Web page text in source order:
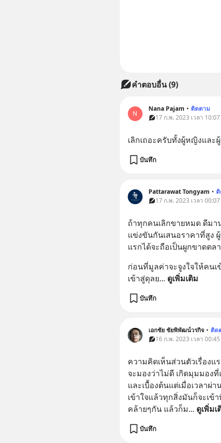
คำตอบอื่น(9)
N
Nana​ Pajam • ติดตาม
17 ก.พ. 2023 เวลา
เลิกเถอะครับทั้งผู้หญิงและ
บันทึก
Pattarawat Tongyam •
17 ก.พ. 2023 เวลา
ถ้าทุกคนเลิกขายหมด ดีมา
แข่งขันกันเสนอราคาที่สูง
แรกได้จะถือเป็นผูกขาดตล
ก่อนที่มูลค่าจะจูงใจให้คน
เข้าสู่ดุลย... ดูเพิ่มเติม
บันทึก
เอกชัย ชัยพิพัฒน์วรกิจ • ติด
16 ก.พ. 2023 เวลา
ความคิดเห็นส่วนตัวเรื่อง
จะมองว่าไม่ดี เกิดมุมมอง
และเบื้องต้นแต่เมื่อเวลาผ่
เข้าใจแล้วทุกสิ่งมันก็จะเข้
คล้ายๆกัน แล้วก็ม... ดูเพิ่มเ
บันทึก